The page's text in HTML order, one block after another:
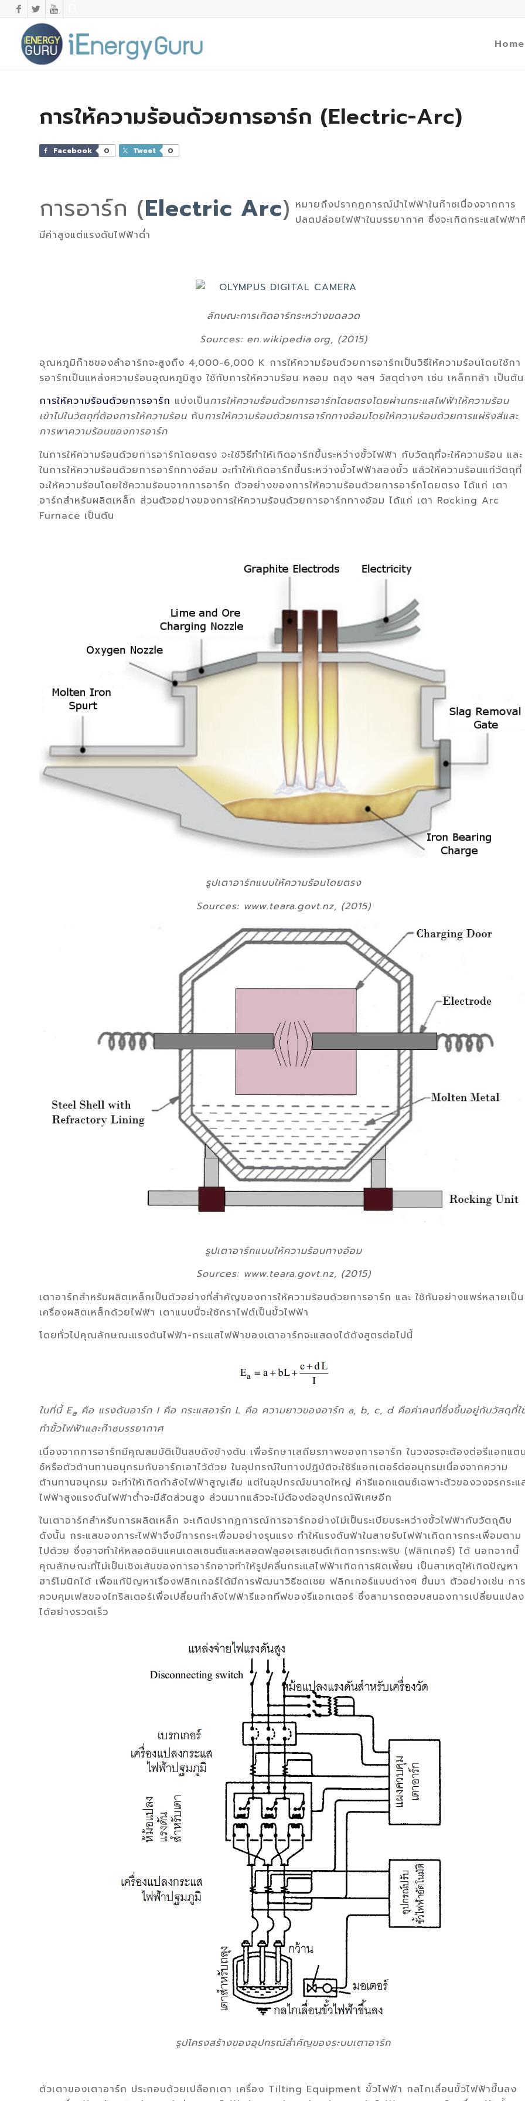
Home
การให้ความร้อนด้วยการอาร์ก (Electric-Arc)
Facebook 0 Tweet 0
การอาร์ก (Electric Arc) หมายถึงปรากฏการณ์นำไฟฟ้าในก๊าซเนื่องจากการ
ปลดปล่อยไฟฟ้าในบรรยากาศ ซึ่งจะเกิดกระแสไฟฟ้า
มีค่าสูงแต่แรงดันไฟฟ้าต่ำ
ลักษณะการเกิดอาร์กระหว่างขดลวด
Sources: en.wikipedia.org, (2015)
อุณหภูมิก๊าซของลำอาร์กจะสูงถึง 4,000-6,000 K การให้ความร้อนด้วยการอาร์กเป็นวิธีให้ความร้อนโดยใช้กา
รอาร์กเป็นแหล่งความร้อนอุณหภูมิสูง ใช้กับการให้ความร้อน หลอม ถลุง ฯลฯ วัสดุต่างๆ เช่น เหล็กกล้า เป็นต้น
การให้ความร้อนด้วยการอาร์ก แบ่งเป็นการให้ความร้อนด้วยการอาร์กโดยตรงโดยผ่านกระแสไฟฟ้าให้ความร้อน
เข้าไปในวัตถุที่ต้องการให้ความร้อน กับการให้ความร้อนด้วยการอาร์กทางอ้อมโดยให้ความร้อนด้วยการแผ่รังสีและ
การพาความร้อนของการอาร์ก
ในการให้ความร้อนด้วยการอาร์กโดยตรง จะใช้วิธีทำให้เกิดอาร์กขึ้นระหว่างขั้วไฟฟ้า กับวัตถุที่จะให้ความร้อน และ
ในการให้ความร้อนด้วยการอาร์กทางอ้อม จะทำให้เกิดอาร์กขึ้นระหว่างขั้วไฟฟ้าสองขั้ว แล้วให้ความร้อนแก่วัตถุที่
จะให้ความร้อนโดยใช้ความร้อนจากการอาร์ก ตัวอย่างของการให้ความร้อนด้วยการอาร์กโดยตรง ได้แก่ เตา
อาร์กสำหรับผลิตเหล็ก ส่วนตัวอย่างของการให้ความร้อนด้วยการอาร์กทางอ้อม ได้แก่ เตา Rocking Arc
Furnace เป็นต้น
รูปเตาอาร์กแบบให้ความร้อนโดยตรง
Sources: www.teara.govt.nz, (2015)
รูปเตาอาร์กแบบให้ความร้อนทางอ้อม
Sources: www.teara.govt.nz, (2015)
เตาอาร์กสำหรับผลิตเหล็กเป็นตัวอย่างที่สำคัญของการให้ความร้อนด้วยการอาร์ก และ ใช้กันอย่างแพร่หลายเป็น
เครื่องผลิตเหล็กด้วยไฟฟ้า เตาแบบนี้จะใช้กราไฟต์เป็นขั้วไฟฟ้า
โดยทั่วไปคุณลักษณะแรงดันไฟฟ้า-กระแสไฟฟ้าของเตาอาร์กจะแสดงได้ดังสูตรต่อไปนี้
ในที่นี้ Ea คือ แรงดันอาร์ก I คือ กระแสอาร์ก L คือ ความยาวของอาร์ก a, b, c, d คือค่าคงที่ซึ่งขึ้นอยู่กับวัสดุที่ใ
ทำขั้วไฟฟ้าและก๊าซบรรยากาศ
เนื่องจากการอาร์กมีคุณสมบัติเป็นลบดังข้างต้น เพื่อรักษาเสถียรภาพของการอาร์ก ในวงจรจะต้องต่อรีแอกแตน
ซ์หรือตัวต้านทานอนุกรมกับอาร์กเอาไว้ด้วย ในอุปกรณ์ในทางปฏิบัติจะใช้รีแอกเตอร์ต่ออนุกรมเนื่องจากความ
ต้านทานอนุกรม จะทำให้เกิดกำลังไฟฟ้าสูญเสีย แต่ในอุปกรณ์ขนาดใหญ่ ค่ารีแอกแตนซ์เฉพาะตัวของวงจรกระแ
ไฟฟ้าสูงแรงดันไฟฟ้าต่ำจะมีสัดส่วนสูง ส่วนมากแล้วจะไม่ต้องต่ออุปกรณ์พิเศษอีก
ในเตาอาร์กสำหรับการผลิตเหล็ก จะเกิดปรากฏการณ์การอาร์กอย่างไม่เป็นระเบียบระหว่างขั้วไฟฟ้ากับวัตถุดิบ
ดังนั้น กระแสของภาระไฟฟ้าจึงมีการกระเพื่อมอย่างรุนแรง ทำให้แรงดันฟ้าในสายรับไฟฟ้าเกิดการกระเพื่อมตาม
ไปด้วย ซึ่งอาจทำให้หลอดอินแคนเดสเซนต์และหลอดฟลูออเรสเซนต์เกิดการกระพริบ (ฟลิกเกอร์) ได้ นอกจากนี้
คุณลักษณะที่ไม่เป็นเชิงเส้นของการอาร์กอาจทำให้รูปคลื่นกระแสไฟฟ้าเกิดการผิดเพี้ยน เป็นสาเหตุให้เกิดปัญหา
ฮาร์โมนิกได้ เพื่อแก้ปัญหาเรื่องฟลิกเกอร์ได้มีการพัฒนาวิธีชดเชย ฟลิกเกอร์แบบต่างๆ ขึ้นมา ตัวอย่างเช่น การ
ควบคุมเฟสของไทริสเตอร์เพื่อเปลี่ยนกำลังไฟฟ้ารีแอกทีฟของรีแอกเตอร์ ซึ่งสามารถตอบสนองการเปลี่ยนแปลง
ได้อย่างรวดเร็ว
รูปโครงสร้างของอุปกรณ์สำคัญของระบบเตาอาร์ก
ตัวเตาของเตาอาร์ก ประกอบด้วยเปลือกเตา เครื่อง Tilting Equipment ขั้วไฟฟ้า กลไกเลื่อนขั้วไฟฟ้าขึ้นลง